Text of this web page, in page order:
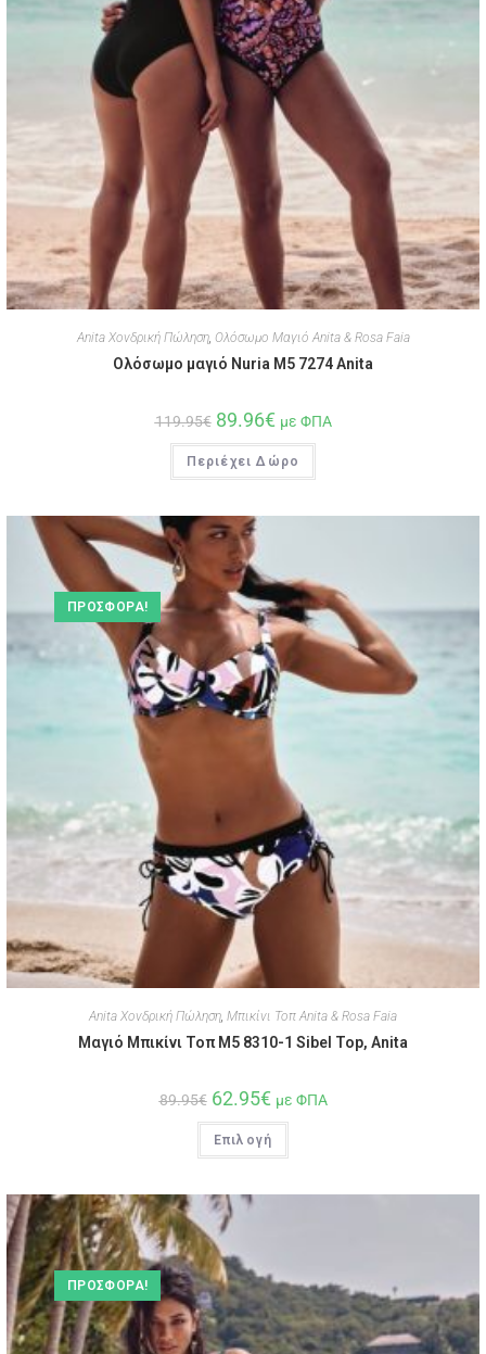
Anita Χονδρική Πώληση, Ολόσωμο Μαγιό Anita & Rosa Faia
Ολόσωμο μαγιό Nuria M5 7274 Anita
119.95€ 89.96€ με ΦΠΑ
Περιέχει Δώρο
ΠΡΟΣΦΟΡΆ!
Anita Χονδρική Πώληση, Μπικίνι Τοπ Anita & Rosa Faia
Μαγιό Μπικίνι Τοπ M5 8310-1 Sibel Top, Anita
89.95€ 62.95€ με ΦΠΑ
Επιλογή
ΠΡΟΣΦΟΡΆ!